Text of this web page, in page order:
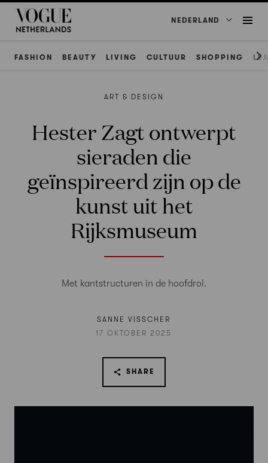
NEDERLAND
FASHION BEAUTY LIVING CULTUUR SHOPPING
ART & DESIGN
Hester Zagt ontwerpt
sieraden die
geïnspireerd zijn op de
kunst uit het
Rijksmuseum
Met kantstructuren in de hoofdrol.
SANNE VISSCHER
17 OKTOBER 2025
SHARE